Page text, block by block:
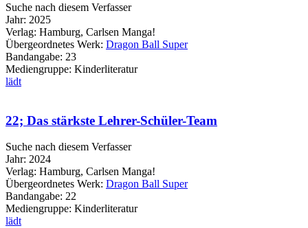
Suche nach diesem Verfasser
Jahr: 2025
Verlag: Hamburg, Carlsen Manga!
Übergeordnetes Werk: Dragon Ball Super
Bandangabe: 23
Mediengruppe: Kinderliteratur
lädt
22; Das stärkste Lehrer-Schüler-Team
Suche nach diesem Verfasser
Jahr: 2024
Verlag: Hamburg, Carlsen Manga!
Übergeordnetes Werk: Dragon Ball Super
Bandangabe: 22
Mediengruppe: Kinderliteratur
lädt